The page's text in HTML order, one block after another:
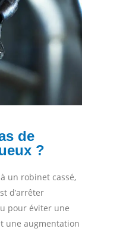
de
?
à un robinet cassé,
d’arrêter
pour éviter une
une augmentation